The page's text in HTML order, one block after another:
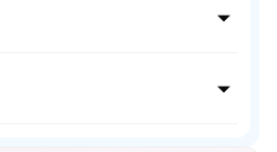
kampıdır. Bugün bir